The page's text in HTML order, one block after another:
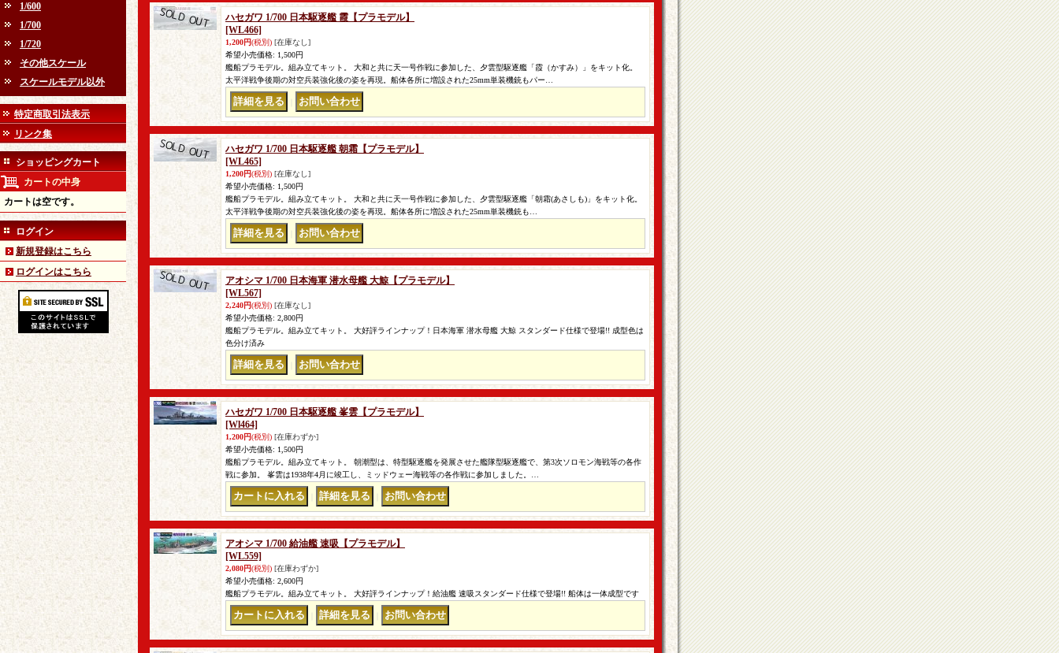
1/600
1/700
1/720
その他スケール
スケールモデル以外
特定商取引法表示
リンク集
ショッピングカート
カートの中身
カートは空です。
ログイン
新規登録はこちら
ログインはこちら
ハセガワ 1/700 日本駆逐艦 霞【プラモデル】
[WL466]
1,200円(税別) [在庫なし]
希望小売価格: 1,500円
艦船プラモデル。組み立てキット。 大和と共に天一号作戦に参加した、夕雲型駆逐艦「霞（かすみ）」をキット化。
太平洋戦争後期の対空兵装強化後の姿を再現。船体各所に増設された25mm単装機銃もパー…
ハセガワ 1/700 日本駆逐艦 朝霜【プラモデル】
[WL465]
1,200円(税別) [在庫なし]
希望小売価格: 1,500円
艦船プラモデル。組み立てキット。 大和と共に天一号作戦に参加した、夕雲型駆逐艦「朝霜(あさしも)」をキット化。
太平洋戦争後期の対空兵装強化後の姿を再現。船体各所に増設された25mm単装機銃も…
アオシマ 1/700 日本海軍 潜水母艦 大鯨【プラモデル】
[WL567]
2,240円(税別) [在庫なし]
希望小売価格: 2,800円
艦船プラモデル。組み立てキット。 大好評ラインナップ！日本海軍 潜水母艦 大鯨 スタンダード仕様で登場!! 成型色は
色分け済み
ハセガワ 1/700 日本駆逐艦 峯雲【プラモデル】
[Wl464]
1,200円(税別) [在庫わずか]
希望小売価格: 1,500円
艦船プラモデル。組み立てキット。 朝潮型は、特型駆逐艦を発展させた艦隊型駆逐艦で、第3次ソロモン海戦等の各作
戦に参加。 峯雲は1938年4月に竣工し、ミッドウェー海戦等の各作戦に参加しました。…
アオシマ 1/700 給油艦 速吸【プラモデル】
[WL559]
2,080円(税別) [在庫わずか]
希望小売価格: 2,600円
艦船プラモデル。組み立てキット。 大好評ラインナップ！給油艦 速吸スタンダード仕様で登場!! 船体は一体成型です